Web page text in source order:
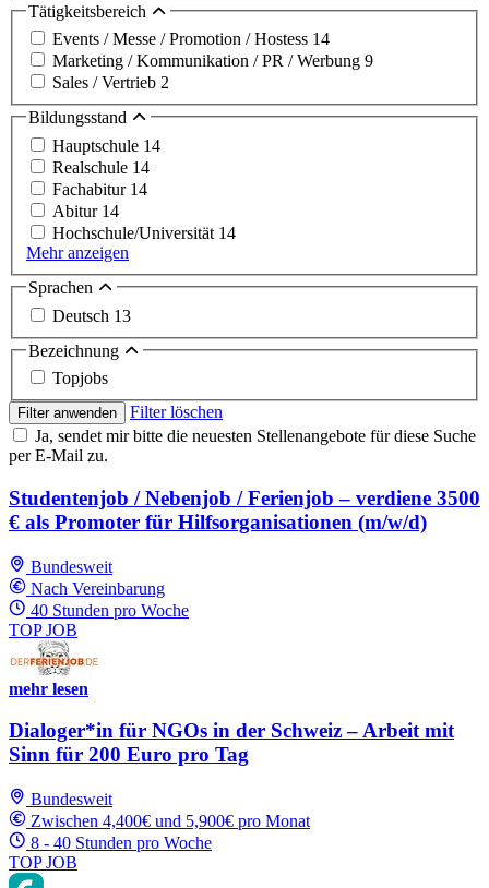
Tätigkeitsbereich
Events / Messe / Promotion / Hostess 14
Marketing / Kommunikation / PR / Werbung 9
Sales / Vertrieb 2
Bildungsstand
Hauptschule 14
Realschule 14
Fachabitur 14
Abitur 14
Hochschule/Universität 14
Mehr anzeigen
Sprachen
Deutsch 13
Bezeichnung
Topjobs
Filter anwenden
Filter löschen
Ja, sendet mir bitte die neuesten Stellenangebote für diese Suche
per E-Mail zu.
Studentenjob / Nebenjob / Ferienjob – verdiene 3500
€ als Promoter für Hilfsorganisationen (m/w/d)
Bundesweit
Nach Vereinbarung
40 Stunden pro Woche
TOP JOB
mehr lesen
Dialoger*in für NGOs in der Schweiz – Arbeit mit
Sinn für 200 Euro pro Tag
Bundesweit
Zwischen 4,400€ und 5,900€ pro Monat
8 - 40 Stunden pro Woche
TOP JOB